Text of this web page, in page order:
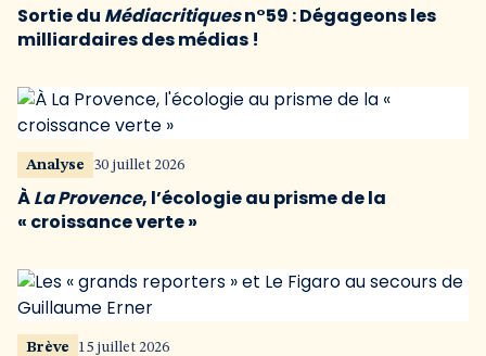
Sortie du Médiacritiquesn°59 : Dégageons les
milliardaires des médias !
Analyse 30 juillet 2026
ÀLa Provence, l’écologie au prisme de la
« croissance verte »
Brève 15 juillet 2026